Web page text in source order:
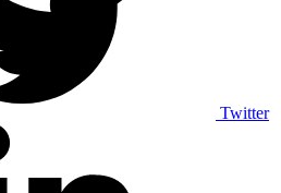
Twitter